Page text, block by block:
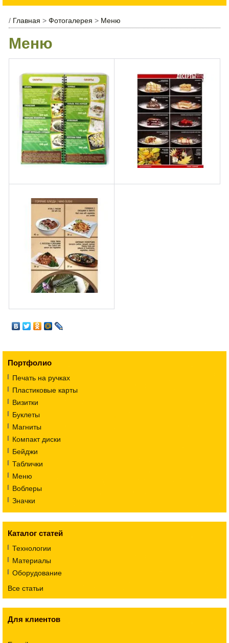
/ Главная > Фотогалерея > Меню
Меню
Портфолио
Печать на ручках
Пластиковые карты
Визитки
Буклеты
Магниты
Компакт диски
Бейджи
Таблички
Меню
Воблеры
Значки
Каталог статей
Технологии
Материалы
Оборудование
Все статьи
Для клиентов